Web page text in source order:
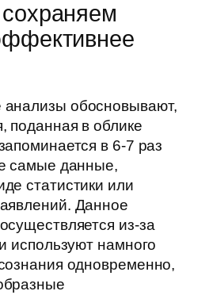
обосновывают,
поданная в облике
в 6-7 раз
самые данные,
статистики или
Данное
из-за
используют намного
одновременно,